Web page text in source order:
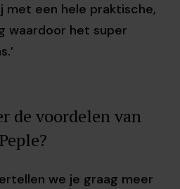
met een hele praktische,
waardoor het super
de voordelen van
Peple?
we je graag meer